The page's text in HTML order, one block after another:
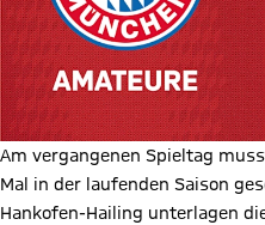
Am vergangenen Spieltag
Mal in der laufenden Saison
Hankofen-Hailing unterlagen